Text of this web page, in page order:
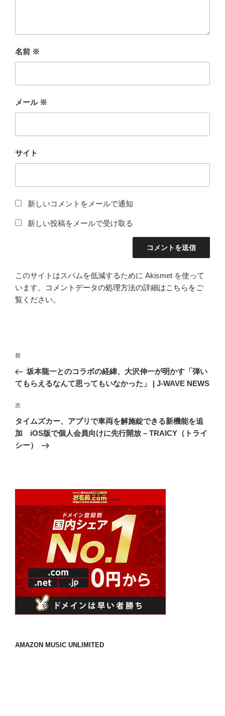
名前 ※
メール ※
サイト
新しいコメントをメールで通知
新しい投稿をメールで受け取る
このサイトはスパムを低減するために Akismet を使って
います。
コメントデータの処理方法の詳細はこちらをご
覧ください。
投
ナ
ゲ
ー
シ
ョ
前
の
投
前
坂本龍一とのコラボの経緯、大沢伸一が明かす「弾い
てもらえるなんて思ってもいなかった」 | J-WAVE NEWS
次
の
投
稿
次
タイムズカー、アプリで車両を解施錠できる新機能を追
加 iOS版で個人会員向けに先行開放 – TRAICY（トライ
シー）
AMAZON MUSIC UNLIMITED